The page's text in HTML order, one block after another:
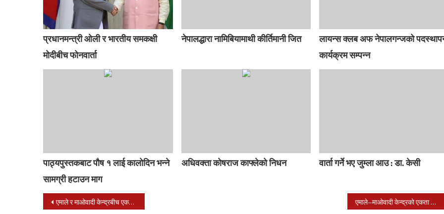
प्रधानमन्त्री ओली र भारतीय समकक्षी
मोदीबीच फोनवार्ता
नेपालद्धारा नामिबियामाथी कीर्तिमानी जित
लायन्स क्लब अफ नेपालगन्जको
कार्यक्रम सम्पन्न
पाठ्यपुस्तकबाट पौष १ लाई कालोदिन भन्ने
सामग्री हटाउन माग
अधिवक्ता कोषराज काफ्लेको निधन वार्ता गर्ने भए जुम्ला आउ : डा. केसी
Post
एमाले र माओवादी केन्द्रबीच एकताको अभ्यास एमाले–माओवादी केन्द्रको एकता अवसरवादीहरुको मिलन : वैद्य